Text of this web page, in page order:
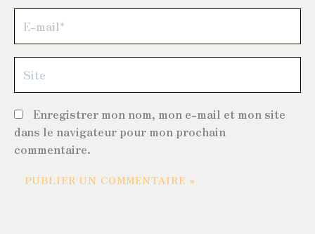
mail*
Enregistrer mon nom, mon e-mail et mon site
dans le navigateur pour mon prochain
commentaire.